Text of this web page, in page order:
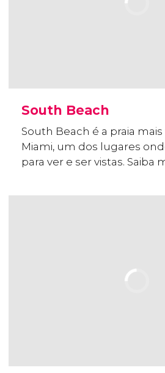
South Beach
South Beach é a praia
Miami, um dos lugares
para ver e ser vistas. Saiba